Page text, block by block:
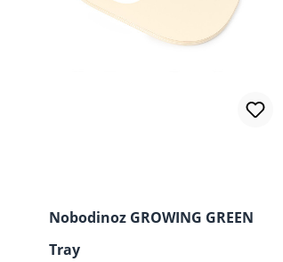
Nobodinoz GROWING GREEN
Tray